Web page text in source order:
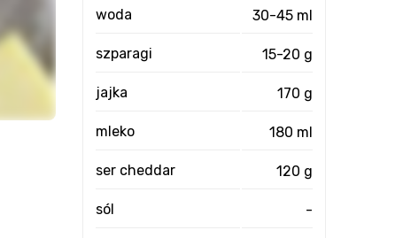
woda 30-45 ml
szparagi 15-20 g
jajka 170 g
mleko 180 ml
ser cheddar 120 g
sól -